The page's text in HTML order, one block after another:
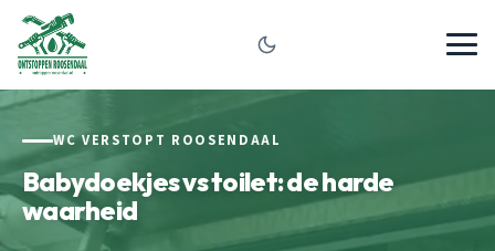
WC VERSTOPT ROOSENDAAL
Babydoekjes vs toilet: de harde
waarheid